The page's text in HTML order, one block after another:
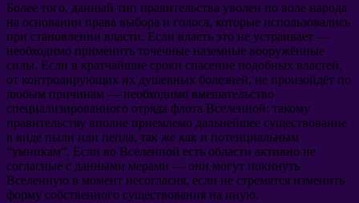
Более того, данный тип правительства уволен по воле народа
на основании права выбора и голоса, которые использовались
при становлении власти. Если власть это не устраивает —
необходимо применить точечные наземные вооружённые
силы. Если в кратчайшие сроки спасение подобных властей,
от контролирующих их душевных болезней, не произойдёт по
любым причинам — необходимо вмешательство
специализированного отряда флота Вселенной: такому
правительству вполне приемлемо дальнейшее существование
в виде пыли или пепла, так же как и потенциальным
“умникам”. Если во Вселенной есть области активно не
согласные с данными мерами — они могут покинуть
Вселенную в момент несогласия, если не стремятся изменить
форму собственного существования на иную.